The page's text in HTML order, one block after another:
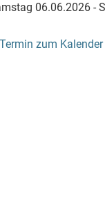
06.06.2026 -
Termin zum